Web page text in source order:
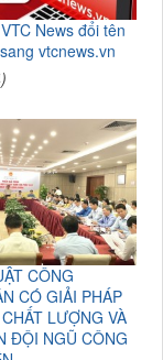
News đổi tên
vtcnews.vn
CÔNG
CÓ GIẢI PHÁP
LƯỢNG VÀ
ĐỘI NGŨ CÔNG